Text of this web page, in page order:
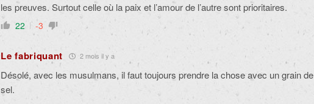
les preuves. Surtout celle où la paix et l’amour de l’autre sont prioritaires.
22 -3
Le fabriquant 2 mois il y a
Désolé, avec les musulmans, il faut toujours prendre la chose avec un grain de
sel.